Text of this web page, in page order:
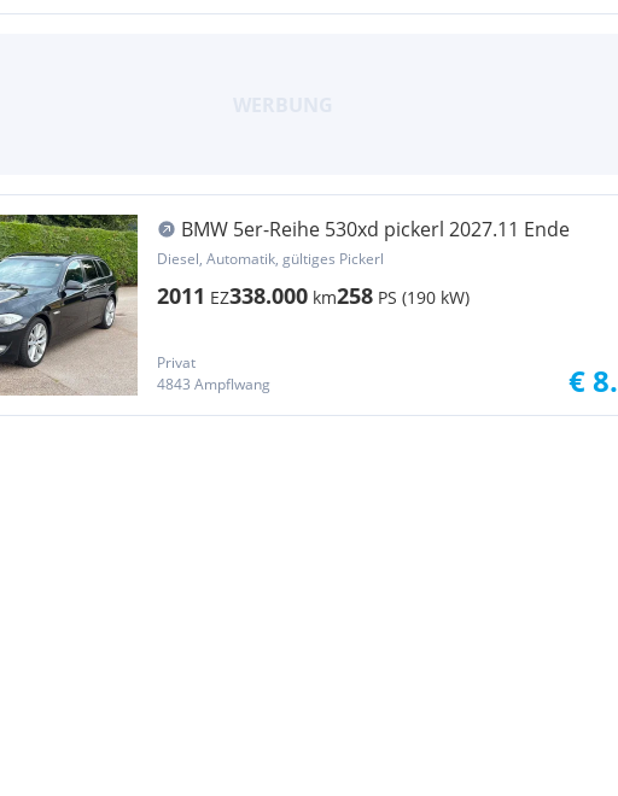
BMW 5er-Reihe 530xd pickerl 2027.11 Ende
Diesel, Automatik, gültiges Pickerl
2011 EZ338.000 km258 PS (190 kW)
Privat
4843 Ampflwang
€